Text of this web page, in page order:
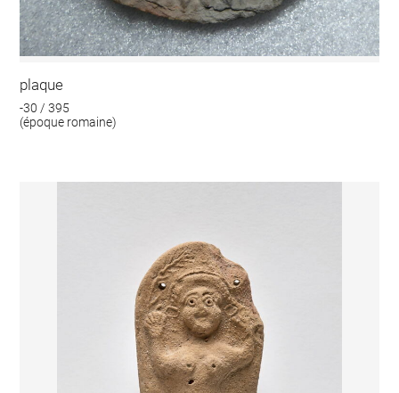
plaque
-30 / 395
(époque romaine)